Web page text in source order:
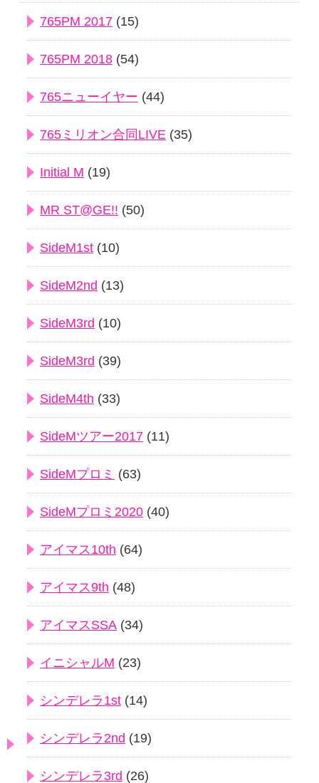
765PM 2017 (15)
765PM 2018 (54)
765ニューイヤー (44)
765ミリオン合同LIVE (35)
Initial M (19)
MR ST@GE!! (50)
SideM1st (10)
SideM2nd (13)
SideM3rd (10)
SideM3rd (39)
SideM4th (33)
SideMツアー2017 (11)
SideMプロミ (63)
SideMプロミ2020 (40)
アイマス10th (64)
アイマス9th (48)
アイマスSSA (34)
イニシャルM (23)
シンデレラ1st (14)
シンデレラ2nd (19)
シンデレラ3rd (26)